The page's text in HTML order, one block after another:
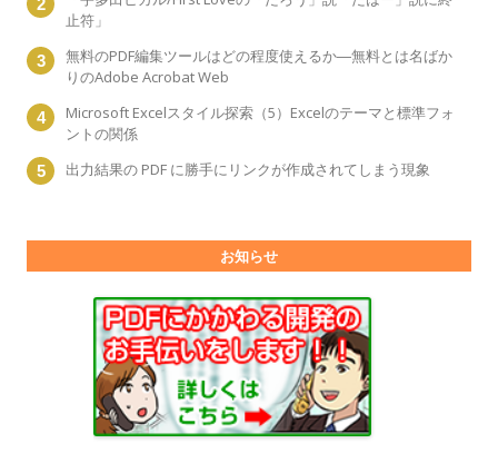
止符」
無料のPDF編集ツールはどの程度使えるか―無料とは名ばか
りのAdobe Acrobat Web
Microsoft Excelスタイル探索（5）Excelのテーマと標準フォ
ントの関係
出力結果の PDF に勝手にリンクが作成されてしまう現象
お知らせ